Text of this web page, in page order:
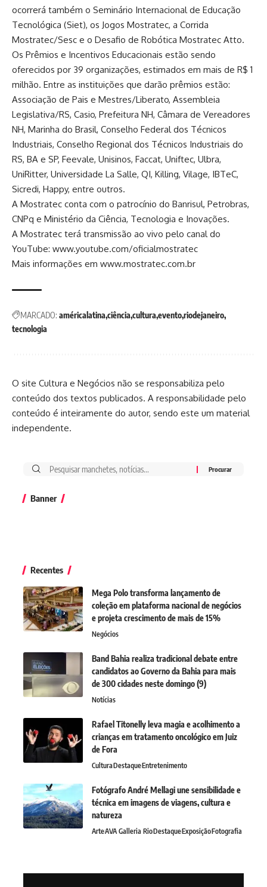
ocorrerá também o Seminário Internacional de Educação
Tecnológica (Siet), os Jogos Mostratec, a Corrida
Mostratec/Sesc e o Desafio de Robótica Mostratec Atto.
Os Prêmios e Incentivos Educacionais estão sendo
oferecidos por 39 organizações, estimados em mais de R$ 1
milhão. Entre as instituições que darão prêmios estão:
Associação de Pais e Mestres/Liberato, Assembleia
Legislativa/RS, Casio, Prefeitura NH, Câmara de Vereadores
NH, Marinha do Brasil, Conselho Federal dos Técnicos
Industriais, Conselho Regional dos Técnicos Industriais do
RS, BA e SP, Feevale, Unisinos, Faccat, Uniftec, Ulbra,
UniRitter, Universidade La Salle, QI, Killing, Vilage, IBTeC,
Sicredi, Happy, entre outros.
A Mostratec conta com o patrocínio do Banrisul, Petrobras,
CNPq e Ministério da Ciência, Tecnologia e Inovações.
A Mostratec terá transmissão ao vivo pelo canal do
YouTube: www.youtube.com/oficialmostratec
Mais informações em www.mostratec.com.br
MARCADO: américalatina ciência cultura eventoriodejaneiro
tecnologia
O site Cultura e Negócios não se responsabiliza pelo
conteúdo dos textos publicados. A responsabilidade pelo
conteúdo é inteiramente do autor, sendo este um material
independente.
Banner
Recentes
Mega Polo transforma lançamento de
coleção em plataforma nacional de negócios
e projeta crescimento de mais de 15%
Negócios
Band Bahia realiza tradicional debate entre
candidatos ao Governo da Bahia para mais
de 300 cidades neste domingo (9)
Notícias
Rafael Titonelly leva magia e acolhimento a
crianças em tratamento oncológico em Juiz
de Fora
CulturaDestaqueEntretenimento
Fotógrafo André Mellagi une sensibilidade e
técnica em imagens de viagens, cultura e
natureza
ArteAVA Galleria RioDestaqueExposiçãoFotografia